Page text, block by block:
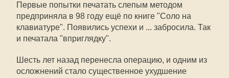
Первые попытки печатать слепым методом
предприняла в 98 году ещё по книге "Соло на
клавиатуре". Появились успехи и ... забросила. Так
и печатала "вприглядку".
Шесть лет назад перенесла операцию, и одним из
осложнений стало существенное ухудшение